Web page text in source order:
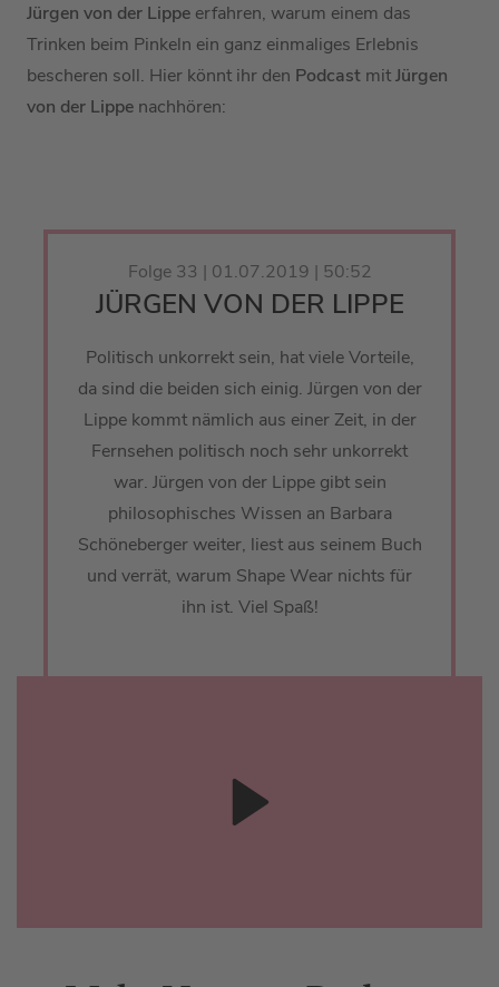
Jürgen von der Lippe erfahren, warum einem das
Trinken beim Pinkeln ein ganz einmaliges Erlebnis
bescheren soll. Hier könnt ihr den Podcast mitJürgen
von der Lippe nachhören:
Folge 33 | 01.07.2019 | 50:52
JÜRGEN VON DER LIPPE
Politisch unkorrekt sein, hat viele Vorteile,
da sind die beiden sich einig. Jürgen von der
Lippe kommt nämlich aus einer Zeit, in der
Fernsehen politisch noch sehr unkorrekt
war. Jürgen von der Lippe gibt sein
philosophisches Wissen an Barbara
Schöneberger weiter, liest aus seinem Buch
und verrät, warum Shape Wear nichts für
ihn ist. Viel Spaß!